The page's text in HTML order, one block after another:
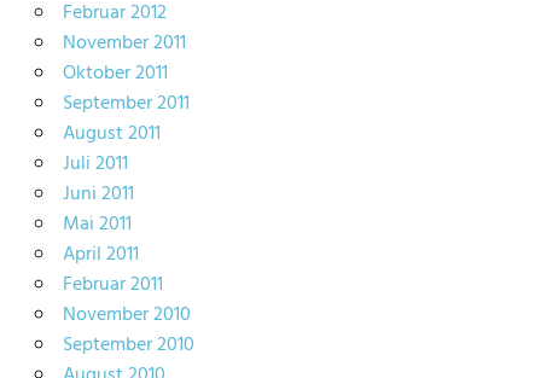
Februar 2012
November 2011
Oktober 2011
September 2011
August 2011
Juli 2011
Juni 2011
Mai 2011
April 2011
Februar 2011
November 2010
September 2010